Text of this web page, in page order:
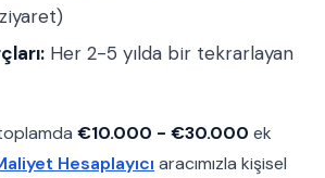
Her 2-5 yılda bir tekrarlayan
€10.000 - €30.000 ek
Hesaplayıcı aracımızla kişisel